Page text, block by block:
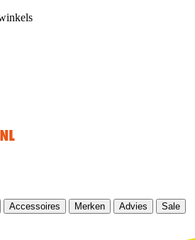
Accessoires Merken Advies Sale